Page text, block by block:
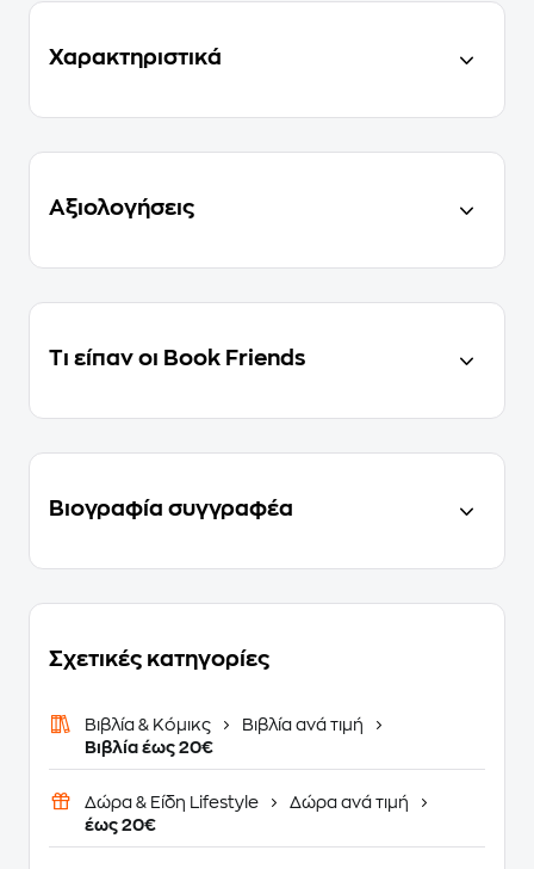
Χαρακτηριστικά
Αξιολογήσεις
Τι είπαν οι Book Friends
Βιογραφία συγγραφέα
Σχετικές κατηγορίες
Βιβλία & Κόμικς
Βιβλία ανά τιμή
Βιβλία έως 20€
Δώρα & Είδη Lifestyle
Δώρα ανά τιμή
έως 20€